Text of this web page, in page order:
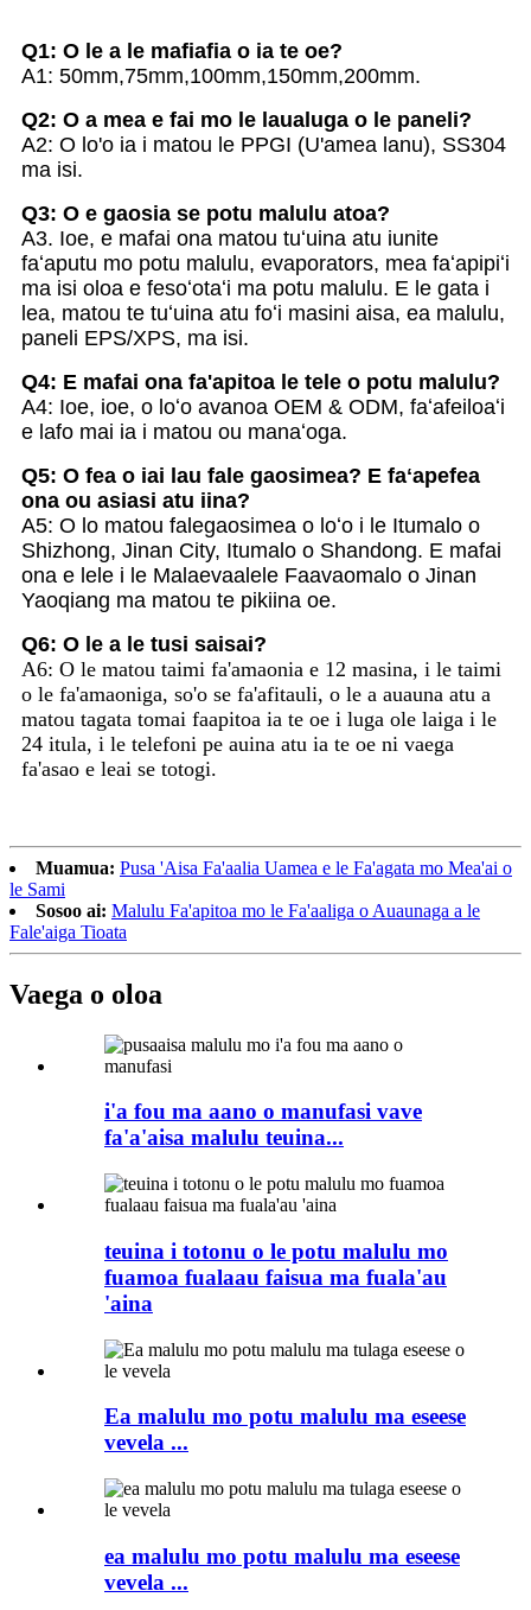
Q1: O le a le mafiafia o ia te oe?
A1: 50mm,75mm,100mm,150mm,200mm.
Q2: O a mea e fai mo le laualuga o le paneli?
A2: O lo'o ia i matou le PPGI (U'amea lanu), SS304
ma isi.
Q3: O e gaosia se potu malulu atoa?
A3. Ioe, e mafai ona matou tuʻuina atu iunite
faʻaputu mo potu malulu, evaporators, mea faʻapipiʻi
ma isi oloa e fesoʻotaʻi ma potu malulu. E le gata i
lea, matou te tuʻuina atu foʻi masini aisa, ea malulu,
paneli EPS/XPS, ma isi.
Q4: E mafai ona fa'apitoa le tele o potu malulu?
A4: Ioe, ioe, o loʻo avanoa OEM & ODM, faʻafeiloaʻi
e lafo mai ia i matou ou manaʻoga.
Q5: O fea o iai lau fale gaosimea? E faʻapefea
ona ou asiasi atu iina?
A5: O lo matou falegaosimea o loʻo i le Itumalo o
Shizhong, Jinan City, Itumalo o Shandong. E mafai
ona e lele i le Malaevaalele Faavaomalo o Jinan
Yaoqiang ma matou te pikiina oe.
Q6: O le a le tusi saisai?
A6: O le matou taimi fa'amaonia e 12 masina, i le taimi
o le fa'amaoniga, so'o se fa'afitauli, o le a auauna atu a
matou tagata tomai faapitoa ia te oe i luga ole laiga i le
24 itula, i le telefoni pe auina atu ia te oe ni vaega
fa'asao e leai se totogi.
Muamua: Pusa 'Aisa Fa'aalia Uamea e le Fa'agata mo Mea'ai o
le Sami
Sosoo ai: Malulu Fa'apitoa mo le Fa'aaliga o Auaunaga a le
Fale'aiga Tioata
Vaega o oloa
i'a fou ma aano o manufasi vave
fa'a'aisa malulu teuina...
teuina i totonu o le potu malulu mo
fuamoa fualaau faisua ma fuala'au
'aina
Ea malulu mo potu malulu ma eseese
vevela ...
ea malulu mo potu malulu ma eseese
vevela ...